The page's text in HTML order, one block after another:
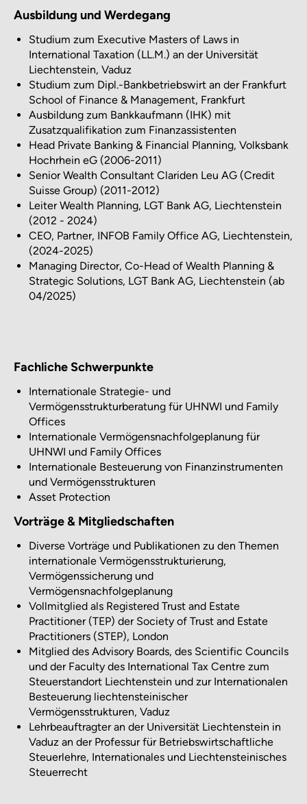
Ausbildung und Werdegang
Studium zum Executive Masters of Laws in
International Taxation (LL.M.) an der Universität
Liechtenstein, Vaduz
Studium zum Dipl.-Bankbetriebswirt an der Frankfurt
School of Finance & Management, Frankfurt
Ausbildung zum Bankkaufmann (IHK) mit
Zusatzqualifikation zum Finanzassistenten
Head Private Banking & Financial Planning, Volksbank
Hochrhein eG (2006-2011)
Senior Wealth Consultant Clariden Leu AG (Credit
Suisse Group) (2011-2012)
Leiter Wealth Planning, LGT Bank AG, Liechtenstein
(2012 - 2024)
CEO, Partner, INFOB Family Office AG, Liechtenstein,
(2024-2025)
Managing Director, Co-Head of Wealth Planning &
Strategic Solutions, LGT Bank AG, Liechtenstein (ab
04/2025)
Fachliche Schwerpunkte
Internationale Strategie- und
Vermögensstrukturberatung für UHNWI und Family
Offices
Internationale Vermögensnachfolgeplanung für
UHNWI und Family Offices
Internationale Besteuerung von Finanzinstrumenten
und Vermögensstrukturen
Asset Protection
Vorträge & Mitgliedschaften
Diverse Vorträge und Publikationen zu den Themen
internationale Vermögensstrukturierung,
Vermögenssicherung und
Vermögensnachfolgeplanung
Vollmitglied als Registered Trust and Estate
Practitioner (TEP) der Society of Trust and Estate
Practitioners (STEP), London
Mitglied des Advisory Boards, des Scientific Councils
und der Faculty des International Tax Centre zum
Steuerstandort Liechtenstein und zur Internationalen
Besteuerung liechtensteinischer
Vermögensstrukturen, Vaduz
Lehrbeauftragter an der Universität Liechtenstein in
Vaduz an der Professur für Betriebswirtschaftliche
Steuerlehre, Internationales und Liechtensteinisches
Steuerrecht